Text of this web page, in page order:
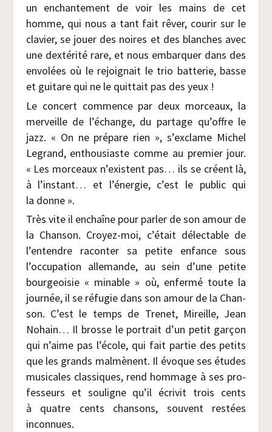
un enchan­te­ment de voir les mains de cet
homme, qui nous a tant fait rêver, cou­rir sur le
cla­vier, se jouer des noires et des blanches avec
une dex­té­ri­té rare, et nous embar­quer dans des
envo­lées où le rejoi­gnait le trio bat­te­rie, basse
et gui­tare qui ne le quit­tait pas des yeux !
Le concert com­mence par deux mor­ceaux, la
mer­veille de l’échange, du par­tage qu’offre le
jazz. « On ne pré­pare rien », s’exclame Michel
Legrand, enthou­siaste comme au pre­mier jour.
« Les mor­ceaux n’existent pas… ils se créent là,
à l’instant… et l’énergie, c’est le public qui
la donne ».
Très vite il enchaîne pour par­ler de son amour de
la Chan­son. Croyez-moi, c’était délec­table de
l’entendre racon­ter sa petite enfance sous
l’occupation alle­mande, au sein d’une petite
bour­geoi­sie « minable » où, enfer­mé toute la
jour­née, il se réfu­gie dans son amour de la Chan­
son. C’est le temps de Tre­net, Mireille, Jean
Nohain… Il brosse le por­trait d’un petit gar­çon
qui n’aime pas l’école, qui fait par­tie des petits
que les grands mal­mènent. Il évoque ses études
musi­cales clas­siques, rend hom­mage à ses pro­
fes­seurs et sou­ligne qu’il écri­vit trois cents
à quatre cents chan­sons, sou­vent res­tées
inconnues.